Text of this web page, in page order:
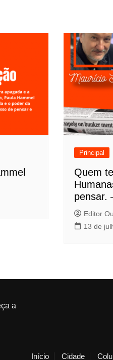
Principal
Quem
pensar.
Editor
13 de
a
Início Cidade